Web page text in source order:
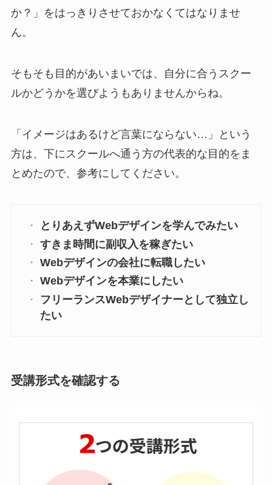
か？」をはっきりさせておかなくてはなりませ
ん。
そもそも目的があいまいでは、自分に合うスクー
ルかどうかを選びようもありませんからね。
「イメージはあるけど言葉にならない…」という
方は、下にスクールへ通う方の代表的な目的をま
とめたので、参考にしてください。
とりあえずWebデザインを学んでみたい
すきま時間に副収入を稼ぎたい
Webデザインの会社に転職したい
Webデザインを本業にしたい
フリーランスWebデザイナーとして独立し
たい
受講形式を確認する